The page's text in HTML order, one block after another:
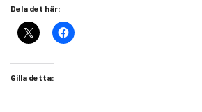
Dela det här:
Gilla detta: